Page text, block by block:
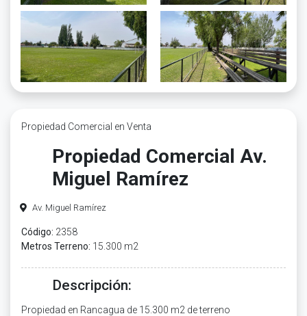
Propiedad Comercial en Venta
Propiedad Comercial Av.
Miguel Ramírez
Av. Miguel Ramírez
Código: 2358
Metros Terreno: 15.300 m2
Descripción:
Propiedad en Rancagua de 15.300 m2 de terreno